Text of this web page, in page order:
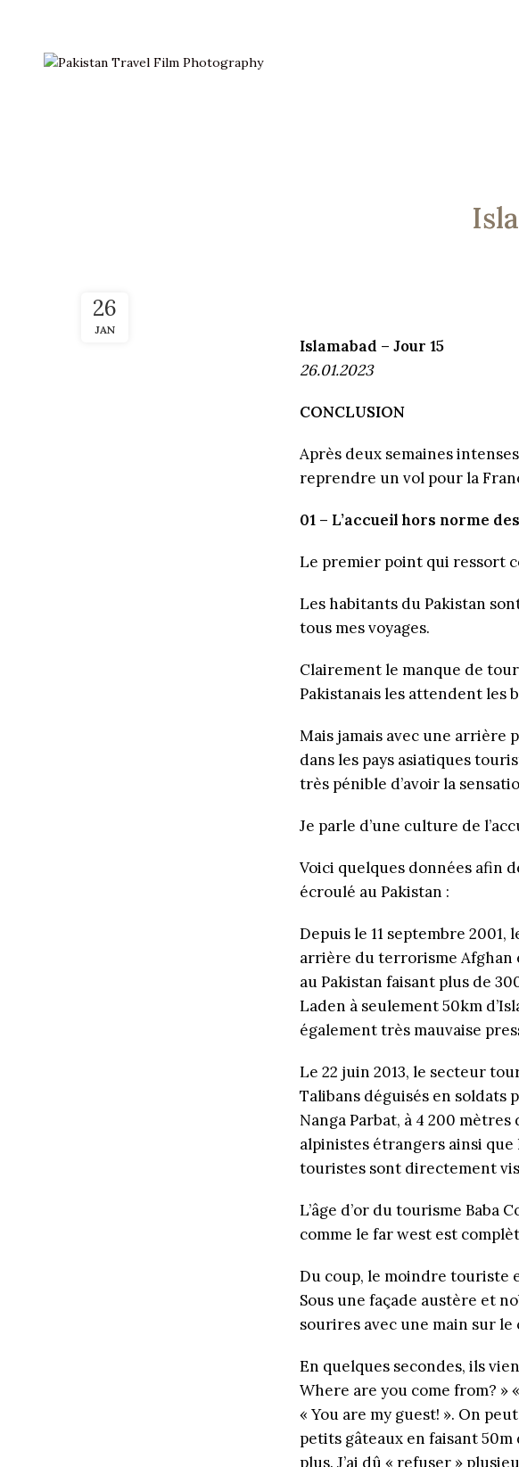
26
JAN
Islamabad – Jour 15
26.01.2023
CONCLUSION
Après deux semaines
reprendre un vol pour la
01 – L’accueil hors norme
Le premier point qui ressort
Les habitants du Pakistan
tous mes voyages.
Clairement le manque de
Pakistanais les attendent les
Mais jamais avec une arrière
dans les pays asiatiques
très pénible d’avoir la
Je parle d’une culture de
Voici quelques données afin
écroulé au Pakistan :
Depuis le 11 septembre 2001,
arrière du terrorisme Afghan
au Pakistan faisant plus de
Laden à seulement 50km
également très mauvaise
Le 22 juin 2013, le secteur
Talibans déguisés en soldats
Nanga Parbat, à 4 200
alpinistes étrangers ainsi
touristes sont directement
L’âge d’or du tourisme Baba
comme le far west est
Du coup, le moindre touriste
Sous une façade austère et
sourires avec une main sur
En quelques secondes, ils
Where are you come from? »
« You are my guest! ». On
petits gâteaux en faisant
plus. J’ai dû « refuser »